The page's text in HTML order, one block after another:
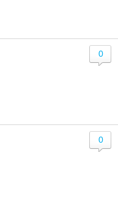
0
0